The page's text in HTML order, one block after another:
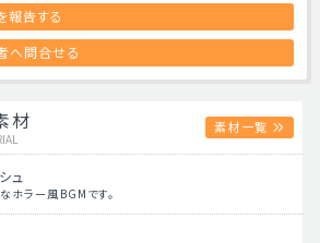
報告する
へ問合せる
材 素材一覧
ュ
ホラー風BGMです。